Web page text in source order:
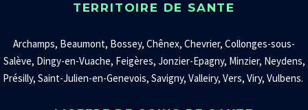
TERRITOIRE DE SANTE
Archamps, Beaumont, Bossey, Chênex, Chevrier, Collonges-sous-
Salève, Dingy-en-Vuache, Feigères, Jonzier-Epagny, Minzier, Neydens,
Présilly, Saint-Julien-en-Genevois, Savigny, Valleiry, Vers, Viry, Vulbens.